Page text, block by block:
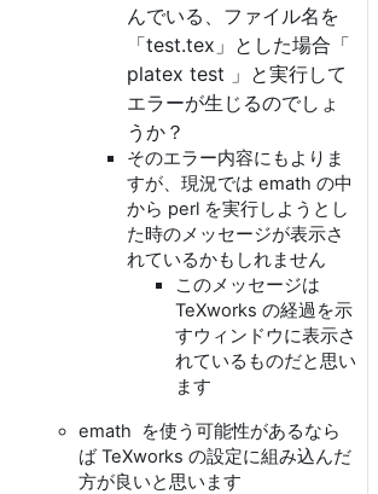
んでいる、ファイル名を
「test.tex」とした場合「
platex test 」と実行して
エラーが生じるのでしょ
うか？
そのエラー内容にもよりま
すが、現況では emath の中
から perl を実行しようとし
た時のメッセージが表示さ
れているかもしれません
このメッセージは
TeXworks の経過を示
すウィンドウに表示さ
れているものだと思い
ます
emath を使う可能性があるなら
ば TeXworks の設定に組み込んだ
方が良いと思います